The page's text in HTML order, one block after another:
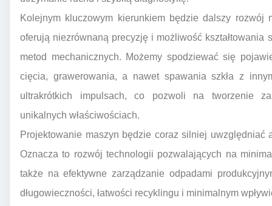
Kolejnym kluczowym kierunkiem będzie dalszy
oferują niezrównaną precyzję i możliwość kształtowania
metod mechanicznych. Możemy spodziewać się
cięcia, grawerowania, a nawet spawania szkła z
ultrakrótkich impulsach, co pozwoli na tworzenie
unikalnych właściwościach.
Projektowanie maszyn będzie coraz silniej uwzględniać
Oznacza to rozwój technologii pozwalających na
także na efektywne zarządzanie odpadami
długowieczności, łatwości recyklingu i minimalnym